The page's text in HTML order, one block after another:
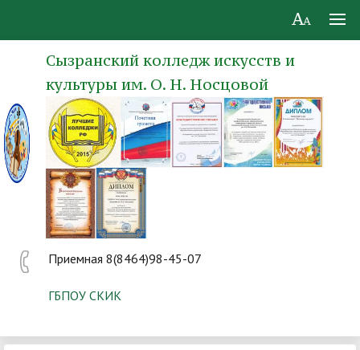
Сызранский колледж искусств и
культуры им. О. Н. Носцовой
Приемная 8(8464)98-45-07
ГБПОУ СКИК